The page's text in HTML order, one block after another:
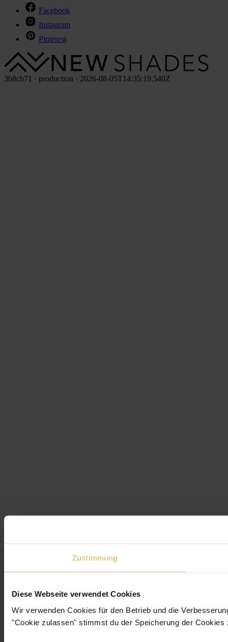
Zustimmung
Diese Webseite verwendet Cookies
Wir verwenden Cookies für den Betrieb und die
"Cookie zulassen" stimmst du der Speicherung der Cookies
Facebook
Instagram
Pinterest
3b8cb71 · production · 2026-08-05T14:35:19.540Z